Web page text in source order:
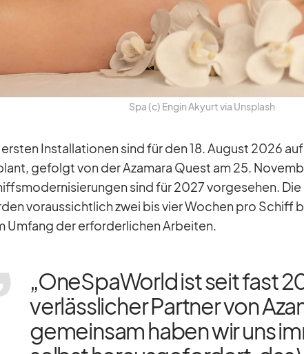
Spa (c) En­gin Aky­urt via Un­s­plash
ers­ten In­stal­la­tio­nen sind für den 18. Au­gust 2026
ge­folgt von der Aza­mara Quest am 25.
sind für 2027 vor­ge­se­hen.
vor­aus­sicht­lich zwei bis vier Wo­chen pro Schiff
Um­fang der er­for­der­li­chen Ar­bei­ten.
„OneS­pa­World ist seit fast
ver­läss­li­cher Part­ner von
ge­mein­sam ha­ben wir uns